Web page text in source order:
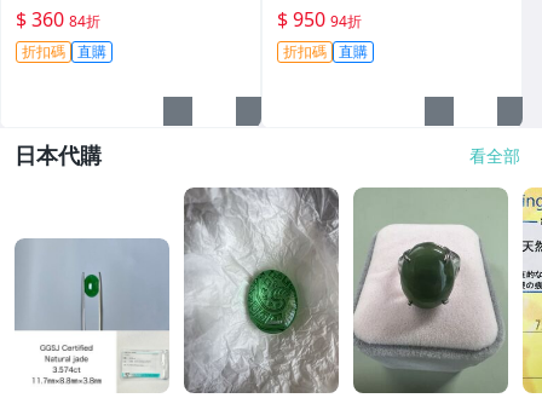
尺寸52×43×21mm，重達69
克。每一件都是獨特的藝術
品，拍立得驚豔效果！推薦收
$ 360 84折
折扣碼 直購
精準，紋裂自然呈現古典風
韻。適合收藏與把玩。 天然緬
甸翡翠 手作料 辦公室擺件
$ 950 94折
折扣碼 直購
日本代購 看全部